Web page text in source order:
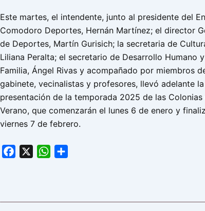
Este martes, el intendente, junto al presidente del
Comodoro Deportes, Hernán Martínez; el director
de Deportes, Martín Gurisich; la secretaria de
Liliana Peralta; el secretario de Desarrollo Humano y
Familia, Ángel Rivas y acompañado por miembros
gabinete, vecinalistas y profesores, llevó adelante la
presentación de la temporada 2025 de las Colonias
Verano, que comenzarán el lunes 6 de enero y
viernes 7 de febrero.
Facebook WhatsApp